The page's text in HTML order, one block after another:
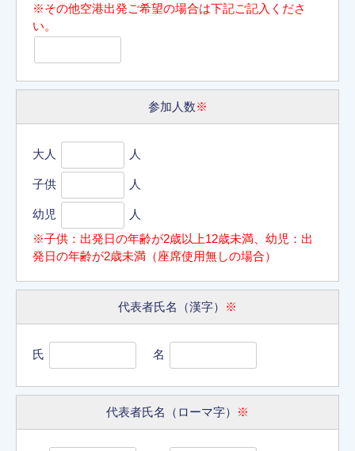
※その他空港出発ご希望の場合は下記ご記入くださ
い。
参加人数※
大人 人
子供 人
幼児
人
※子供：出発日の年齢が2歳以上12歳未満、幼児：出
発日の年齢が2歳未満（座席使用無しの場合）
代表者氏名（漢字） ※
氏 名
代表者氏名（ローマ字） ※